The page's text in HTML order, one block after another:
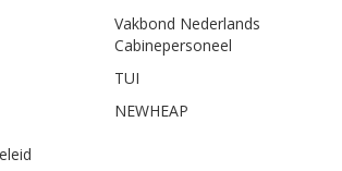
Vakbond Nederlands
Cabinepersoneel
TUI
NEWHEAP